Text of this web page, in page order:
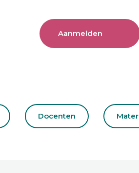
Aanmelden
Docenten